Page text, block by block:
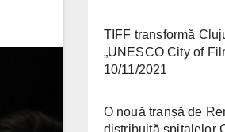
TIFF transformă
„UNESCO City of
10/11/2021
O nouă tranșă de
distribuită spitalelor